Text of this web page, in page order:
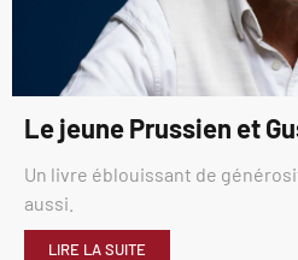
Le jeune Prussien et
Un livre éblouissant de
aussi.
LIRE LA SUITE